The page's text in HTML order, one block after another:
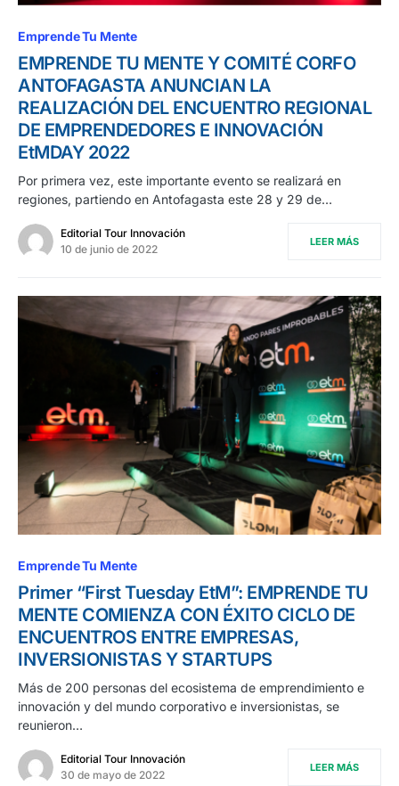
Emprende Tu Mente
EMPRENDE TU MENTE Y COMITÉ CORFO
ANTOFAGASTA ANUNCIAN LA
REALIZACIÓN DEL ENCUENTRO REGIONAL
DE EMPRENDEDORES E INNOVACIÓN
EtMDAY 2022
Por primera vez, este importante evento se realizará en
regiones, partiendo en Antofagasta este 28 y 29 de…
Editorial Tour Innovación
10 de junio de 2022
LEER MÁS
Emprende Tu Mente
Primer “First Tuesday EtM”: EMPRENDE TU
MENTE COMIENZA CON ÉXITO CICLO DE
ENCUENTROS ENTRE EMPRESAS,
INVERSIONISTAS Y STARTUPS
Más de 200 personas del ecosistema de emprendimiento e
innovación y del mundo corporativo e inversionistas, se
reunieron…
Editorial Tour Innovación
30 de mayo de 2022
LEER MÁS